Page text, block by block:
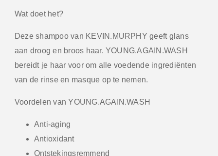
Wat doet het?
Deze shampoo van KEVIN.MURPHY geeft glans
aan droog en broos haar. YOUNG.AGAIN.WASH
bereidt je haar voor om alle voedende ingrediënten
van de rinse en masque op te nemen.
Voordelen van YOUNG.AGAIN.WASH
Anti-aging
Antioxidant
Ontstekingsremmend